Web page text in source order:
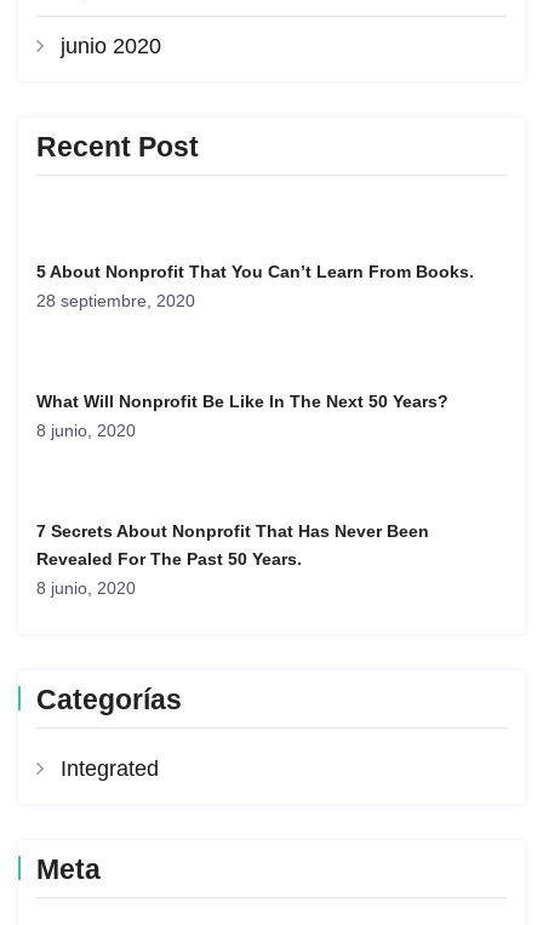
junio 2020
Recent Post
5 About Nonprofit That You Can’t Learn From Books.
28 septiembre, 2020
What Will Nonprofit Be Like In The Next 50 Years?
8 junio, 2020
7 Secrets About Nonprofit That Has Never Been
Revealed For The Past 50 Years.
8 junio, 2020
Categorías
Integrated
Meta